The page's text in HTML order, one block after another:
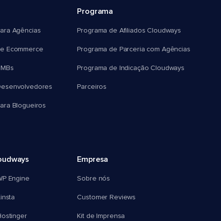
Agências
Ecommerce
Blogueiros
Programa
Programa de Afiliados Cloudways
Programa de Parceria com Agências
Programa de Indicação Cloudways
Parceiros
Engine
Empresa
Sobre nós
Customer Reviews
Kit de Imprensa